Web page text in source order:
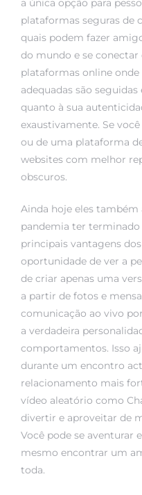
a única opção para
plataformas seguras de
quais podem fazer
do mundo e se conectar
plataformas online
adequadas são
quanto à sua
exaustivamente. Se
ou de uma plataforma
websites com melhor
obscuros.
Ainda hoje eles também
pandemia ter
principais vantagens
oportunidade de ver a
de criar apenas uma
a partir de fotos e
comunicação ao vivo
a verdadeira
comportamentos. Isso
durante um encontro
relacionamento mais
vídeo aleatório como
divertir e aproveitar de
Você pode se aventurar
mesmo encontrar um
toda.